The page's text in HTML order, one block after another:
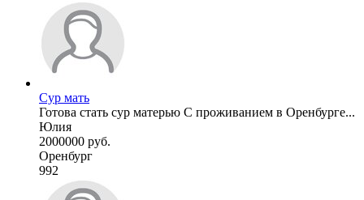
Сур мать
Готова стать сур матерью С проживанием в Оренбурге...
Юлия
2000000 руб.
Оренбург
992